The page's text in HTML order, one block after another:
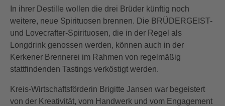
In ihrer Destille wollen die drei Brüder künftig noch
weitere, neue Spirituosen brennen. Die BRÜDERGEIST-
und Lovecrafter-Spirituosen, die in der Regel als
Longdrink genossen werden, können auch in der
Kerkener Brennerei im Rahmen von regelmäßig
stattfindenden Tastings verköstigt werden.
Kreis-Wirtschaftsförderin Brigitte Jansen war begeistert
von der Kreativität, vom Handwerk und vom Engagement